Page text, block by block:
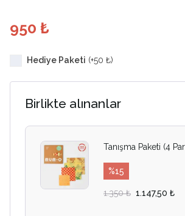
950 ₺
Hediye Paketi (+50 ₺)
Birlikte alınanlar
Tanışma Paketi (4
%15
1.350 ₺ 1.147,50 ₺